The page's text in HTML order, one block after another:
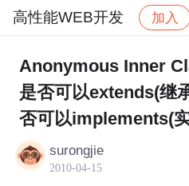
高性能WEB开发 加入
社区 高性能WEB开发
Anonymous Inner
是否可以extends(继
否可以implements(
surongjie
2010-04-15